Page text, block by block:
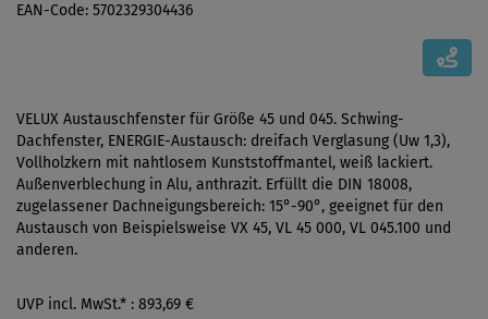
EAN-Code: 5702329304436
VELUX Austauschfenster für Größe 45 und 045. Schwing-
Dachfenster, ENERGIE-Austausch: dreifach Verglasung (Uw 1,3),
Vollholzkern mit nahtlosem Kunststoffmantel, weiß lackiert.
Außenverblechung in Alu, anthrazit. Erfüllt die DIN 18008,
zugelassener Dachneigungsbereich: 15°-90°, geeignet für den
Austausch von Beispielsweise VX 45, VL 45 000, VL 045.100 und
anderen.
UVP incl. MwSt.* : 893,69 €